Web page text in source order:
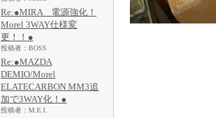
Re:●MIRA 電源強化！
Morel 3WAY仕様変
更！！●
投稿者：BOSS
Re:●MAZDA
DEMIO/Morel
ELATECARBON MM3追
加で3WAY化！●
投稿者：M.E.I.